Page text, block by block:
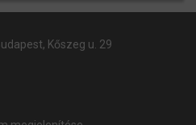
Kőszeg u. 29